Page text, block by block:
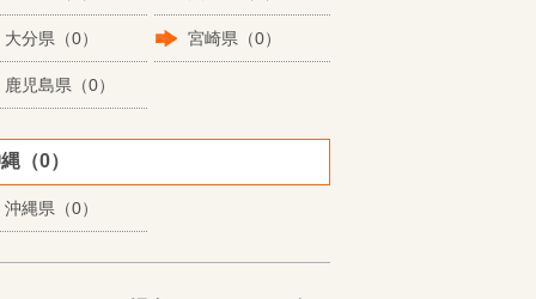
大分県（0） 宮崎県（0）
鹿児島県（0）
（0）
沖縄県（0）